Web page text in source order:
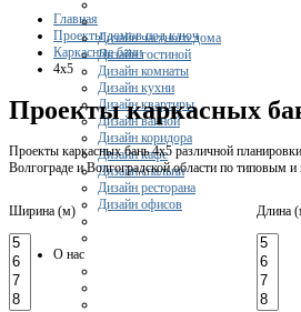
Дизайн частного дома
Дизайн гостиной
Дизайн комнаты
Дизайн кухни
Дизайн квартиры
Дизайн ванной
Дизайн коридора
Дизайн кафе
Дизайн спальни
Дизайн ресторана
Дизайн офисов
О нас
Главная
Проекты домов под ключ
Каркасные бани
4x5
Проекты каркасных
Проекты каркасных бань 4х5 различной
Волгограде и Волгоградской области по типовым
Ширина (м) Длина